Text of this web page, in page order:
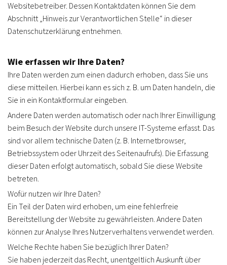
Websitebetreiber. Dessen Kontaktdaten können Sie dem
Abschnitt „Hinweis zur Verantwortlichen Stelle“ in dieser
Datenschutzerklärung entnehmen.
Wie erfassen wir Ihre Daten?
Ihre Daten werden zum einen dadurch erhoben, dass Sie uns
diese mitteilen. Hierbei kann es sich z. B. um Daten handeln, die
Sie in ein Kontaktformular eingeben.
Andere Daten werden automatisch oder nach Ihrer Einwilligung
beim Besuch der Website durch unsere IT-Systeme erfasst. Das
sind vor allem technische Daten (z. B. Internetbrowser,
Betriebssystem oder Uhrzeit des Seitenaufrufs). Die Erfassung
dieser Daten erfolgt automatisch, sobald Sie diese Website
betreten.
Wofür nutzen wir Ihre Daten?
Ein Teil der Daten wird erhoben, um eine fehlerfreie
Bereitstellung der Website zu gewährleisten. Andere Daten
können zur Analyse Ihres Nutzerverhaltens verwendet werden.
Welche Rechte haben Sie bezüglich Ihrer Daten?
Sie haben jederzeit das Recht, unentgeltlich Auskunft über